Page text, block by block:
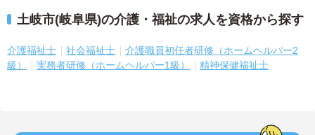
土岐市(岐阜県)の介護・福祉の求人を資格から探す
介護福祉士 社会福祉士
介護職員初任者研修（ホームヘルパー2
級）
実務者研修（ホームヘルパー1級） 精神保健福祉士